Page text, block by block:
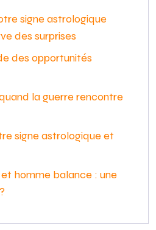
signe astrologique
des surprises
des opportunités
la guerre rencontre
signe astrologique et
homme balance : une